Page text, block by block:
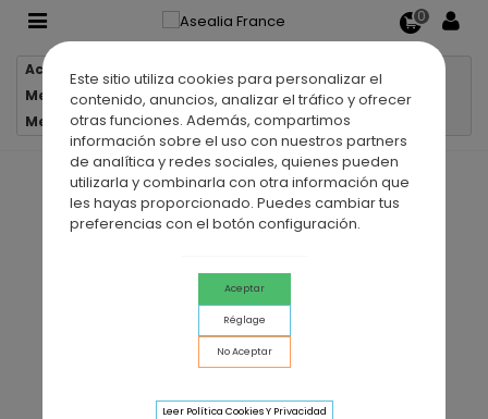
Este sitio utiliza cookies para personalizar el
contenido, anuncios, analizar el tráfico y ofrecer
otras funciones. Además, compartimos
información sobre el uso con nuestros partners
de analítica y redes sociales, quienes pueden
utilizarla y combinarla con otra información que
les hayas proporcionado. Puedes cambiar tus
preferencias con el botón configuración.
Aceptar
Réglage
No Aceptar
Leer Política Cookies Y Privacidad
0
Accueil
Meubles salle de bain suspendus
Meuble de salle de bain suspendu ETNA 2 tiroirs